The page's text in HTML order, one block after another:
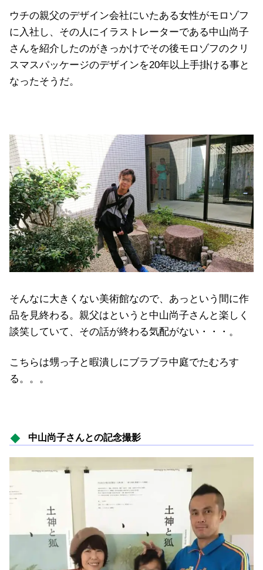
ウチの親父のデザイン会社にいたある女性がモロゾフ
に入社し、その人にイラストレーターである中山尚子
さんを紹介したのがきっかけでその後モロゾフのクリ
スマスパッケージのデザインを20年以上手掛ける事と
なったそうだ。
そんなに大きくない美術館なので、あっという間に作
品を見終わる。親父はというと中山尚子さんと楽しく
談笑していて、その話が終わる気配がない・・・。
こちらは甥っ子と暇潰しにブラブラ中庭でたむろす
る。。。
中山尚子さんとの記念撮影